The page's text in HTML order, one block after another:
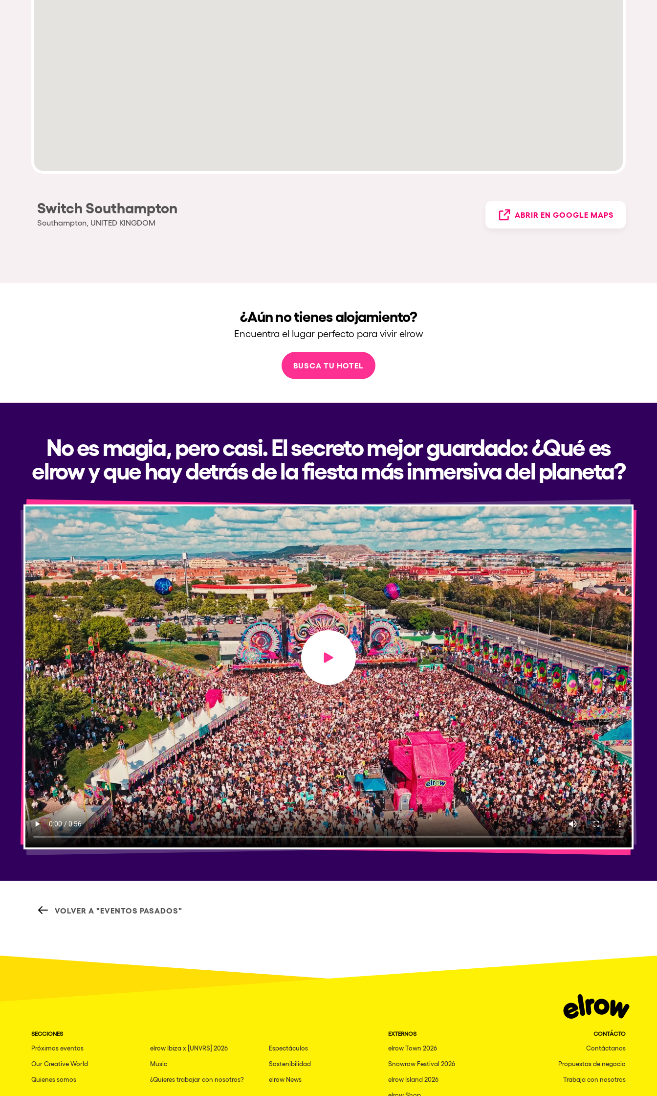
Switch Southampton
Southampton, UNITED KINGDOM
ABRIR EN GOOGLE MAPS
¿Aún no tienes alojamiento?
Encuentra el lugar perfecto para vivir elrow
BUSCA TU HOTEL
No es magia, pero casi. El secreto mejor guardado: ¿Qué es
elrow y que hay detrás de la fiesta más inmersiva del planeta?
Play video
VOLVER A "EVENTOS PASADOS"
SECCIONES
Próximos eventos elrow Ibiza x [UNVRS] 2026 Espectáculos
Our Creative World Music Sostenibilidad
Quienes somos ¿Quieres trabajar con nosotros? elrow News
EXTERNOS
elrow Town 2026
Snowrow Festival 2026
elrow Island 2026
CONTÁCTO
Contáctanos
Propuestas de negocio
Trabaja con nosotros